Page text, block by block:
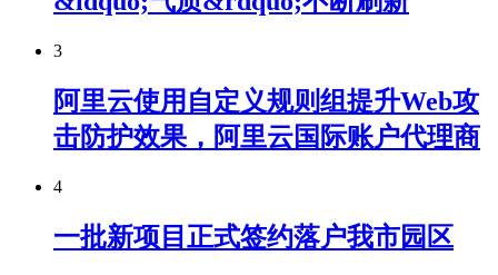
3
阿里云使用自定义规则组提升Web攻
击防护效果，阿里云国际账户代理商
4
一批新项目正式签约落户我市园区